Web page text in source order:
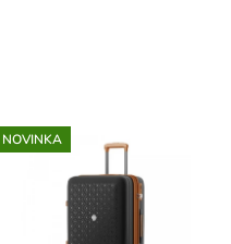
NOVINKA